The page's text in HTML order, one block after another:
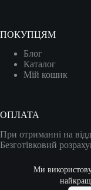
Ми
ПОКУПЦЯМ
Блог
Каталог
Мій кошик
ОПЛАТА
При отриманні на
Безготівковий